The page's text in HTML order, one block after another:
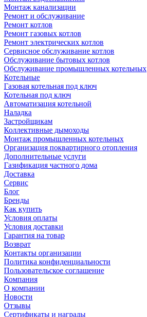
Монтаж канализации
Ремонт и обслуживание
Ремонт котлов
Ремонт газовых котлов
Ремонт электрических котлов
Сервисное обслуживание котлов
Обслуживание бытовых котлов
Обслуживание промышленных котельных
Котельные
Газовая котельная под ключ
Котельная под ключ
Автоматизация котельной
Наладка
Застройщикам
Коллективные дымоходы
Монтаж промышленных котельных
Организация поквартирного отопления
Дополнительные услуги
Газификация частного дома
Доставка
Сервис
Блог
Бренды
Как купить
Условия оплаты
Условия доставки
Гарантия на товар
Возврат
Контакты организации
Политика конфиденциальности
Пользовательское соглашение
Компания
О компании
Новости
Отзывы
Сертификаты и награды